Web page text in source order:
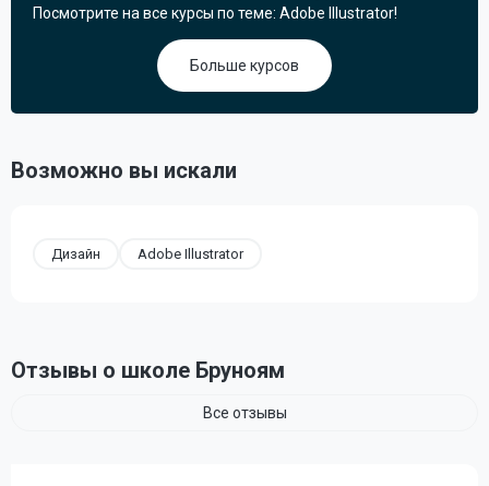
Посмотрите на все курсы по теме: Adobe Illustrator!
Больше курсов
Возможно вы искали
Дизайн Adobe Illustrator
Отзывы о школе Бруноям
Все отзывы